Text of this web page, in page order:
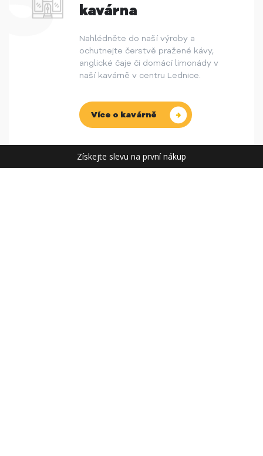
kavárna
Nahlédněte do naší výroby a
ochutnejte čerstvě pražené kávy,
anglické čaje či domácí limonády v
naší kavárně v centru Lednice.
Více o kavárně
Získejte slevu na první nákup